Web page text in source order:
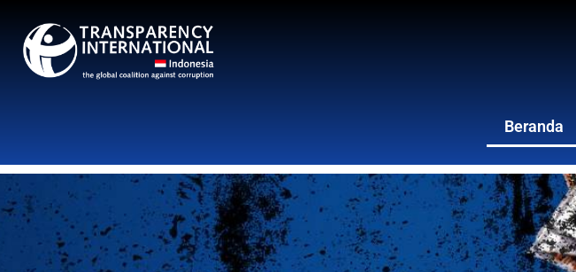
Beranda